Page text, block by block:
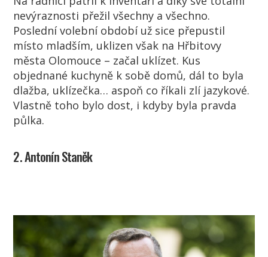
nevýraznosti přežil všechny a všechno.
Poslední volební období už sice přepustil
místo mladším, uklizen však na Hřbitovy
města Olomouce – začal uklízet. Kus
objednané kuchyně k sobě domů, dál to byla
dlažba, uklízečka… aspoň co říkali zlí jazykové.
Vlastně toho bylo dost, i kdyby byla pravda
půlka.
2. Antonín Staněk